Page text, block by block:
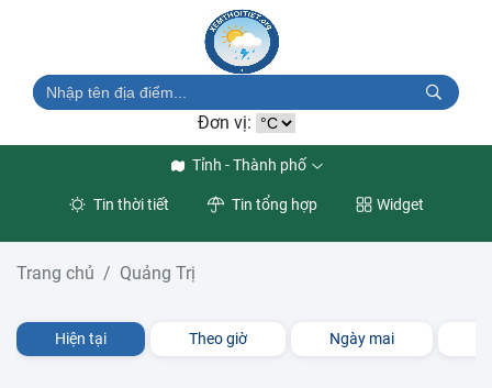
Đơn vị:
Tỉnh - Thành phố
Tin thời tiết Tin tổng hợp Widget
Trang chủ Quảng Trị
Hiện tại Theo giờ Ngày mai